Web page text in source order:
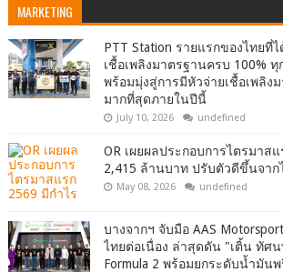
MARKETING
PTT Station รายแรกของไทย
เชื้อเพลิงมาตรฐานครบ 100%
พร้อมมุ่งสู่การมีหัวจ่ายเชื้อเพลิง
มากที่สุดภายในปีนี้
July 10, 2026 undefined
OR เผยผลประกอบการไตรมาส
2,415 ล้านบาท ปรับตัวดีขึ้นจาก
May 08, 2026 undefined
บางจากฯ จับมือ AAS
ไทยต่อเนื่อง ล่าสุดดัน "เติ้น ทัศ
Formula 2 พร้อมยกระดับน้ำมัน